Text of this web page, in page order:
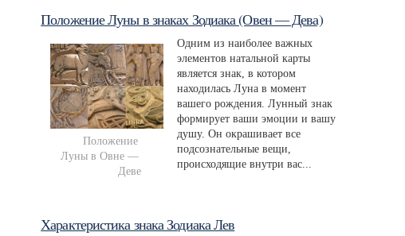
Положение Луны в знаках Зодиака (Овен — Дева)
Положение
Луны в Овне —
Деве
Одним из наиболее важных
элементов натальной карты
является знак, в котором
находилась Луна в момент
вашего рождения. Лунный знак
формирует ваши эмоции и вашу
душу. Он окрашивает все
подсознательные вещи,
происходящие внутри вас...
Характеристика знака Зодиака Лев